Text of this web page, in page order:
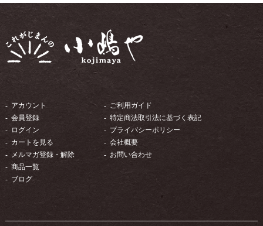
アカウント
会員登録
ログイン
カートを見る
メルマガ登録・解除
商品一覧
ブログ
ご利用ガイド
特定商法取引法に基づく表記
プライバシーポリシー
会社概要
お問い合わせ